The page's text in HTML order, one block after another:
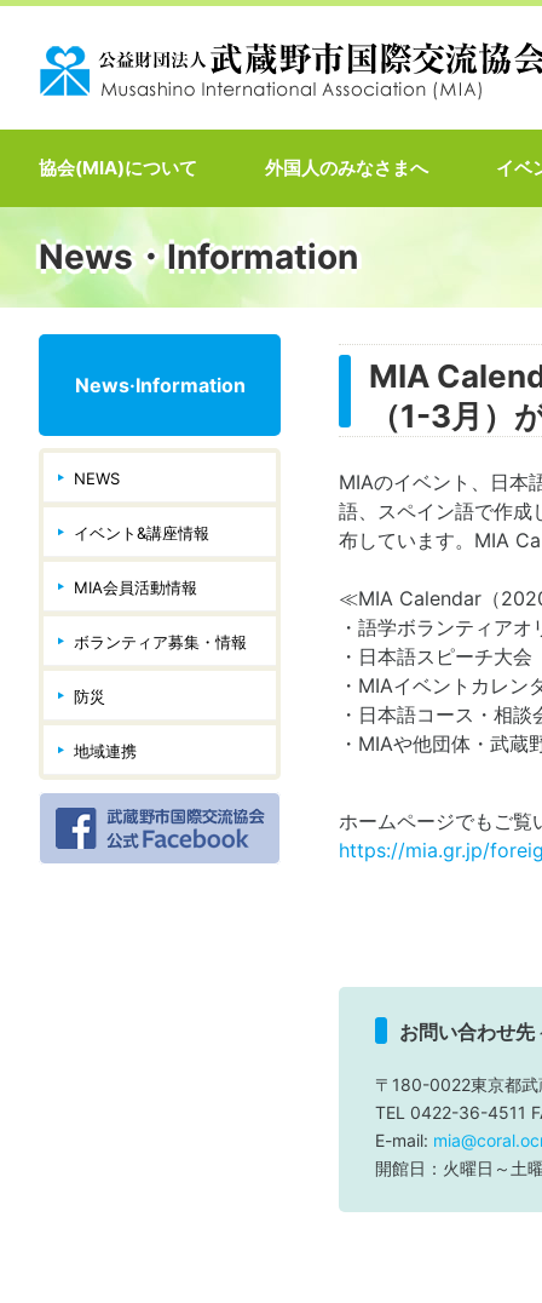
協会(MIA)について 外国人のみなさまへ イベ
News・Information
News·Information
NEWS
イベント&講座情報
MIA会員活動情報
ボランティア募集・情報
防災
地域連携
MIA
（1-3月）
MIAのイベント、日本
語、スペイン語で作成
布しています。MIA
≪MIA Calendar（
・語学ボランティア
・日本語スピーチ大会
・MIAイベントカレン
・日本語コース・相談
・MIAや他団体・武蔵
ホームページでもご覧
https://mia.gr.jp/
お問い合わせ先
〒180-0022東京都
TEL 0422-36-4511
E-mail:
開館日：火曜日～土